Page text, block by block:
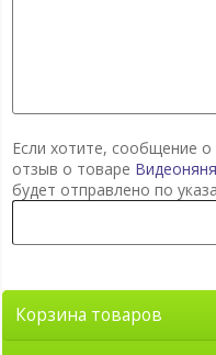
Если хотите, сообщение
отзыв о товаре
будет отправлено по
Корзина товаров